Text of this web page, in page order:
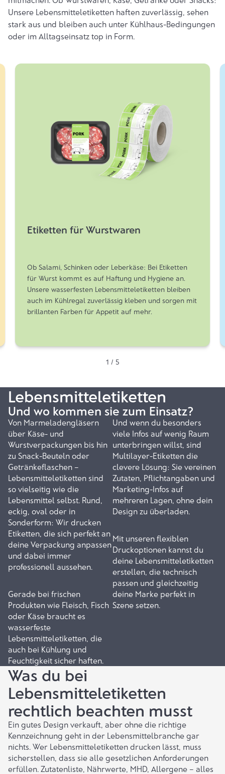
Unsere Lebensmitteletiketten haften zuverlässig, sehen
stark aus und bleiben auch unter Kühlhaus-Bedingungen
oder im Alltagseinsatz top in Form.
Etiketten für Wurstwaren
Ob Salami, Schinken oder Leberkäse: Bei Etiketten
für Wurst kommt es auf Haftung und Hygiene an.
Unsere wasserfesten Lebensmitteletiketten bleiben
auch im Kühlregal zuverlässig kleben und sorgen mit
brillanten Farben für Appetit auf mehr.
1 / 5
Lebensmitteletiketten
Und wo kommen sie zum Einsatz?
Von Marmeladengläsern
über Käse- und
Wurstverpackungen bis hin
zu Snack-Beuteln oder
Getränkeflaschen –
Lebensmitteletiketten sind
so vielseitig wie die
Lebensmittel selbst. Rund,
eckig, oval oder in
Sonderform: Wir drucken
Etiketten, die sich perfekt an
deine Verpackung anpassen
und dabei immer
professionell aussehen.
Gerade bei frischen
Produkten wie Fleisch, Fisch
oder Käse braucht es
wasserfeste
Lebensmitteletiketten, die
auch bei Kühlung und
Feuchtigkeit sicher haften.
Und wenn du besonders
viele Infos auf wenig Raum
unterbringen willst, sind
Multilayer-Etiketten die
clevere Lösung: Sie vereinen
Zutaten, Pflichtangaben und
Marketing-Infos auf
mehreren Lagen, ohne dein
Design zu überladen.
Mit unseren flexiblen
Druckoptionen kannst du
deine Lebensmitteletiketten
erstellen, die technisch
passen und gleichzeitig
deine Marke perfekt in
Szene setzen.
Was du bei
Lebensmitteletiketten
rechtlich beachten musst
Ein gutes Design verkauft, aber ohne die richtige
Kennzeichnung geht in der Lebensmittelbranche gar
nichts. Wer Lebensmitteletiketten drucken lässt, muss
sicherstellen, dass sie alle gesetzlichen Anforderungen
erfüllen. Zutatenliste, Nährwerte, MHD, Allergene – alles